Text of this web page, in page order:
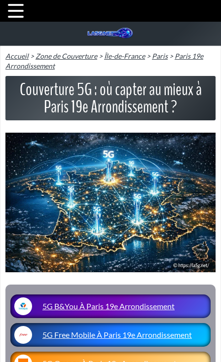
Accueil>Zone de Couverture>Île-de-France>Paris>Paris 19e
Arrondissement
Couverture 5G : où capter au mieux à
Paris 19e Arrondissement ?
5G B&You À Paris 19e Arrondissement
5G Free Mobile À Paris 19e Arrondissement